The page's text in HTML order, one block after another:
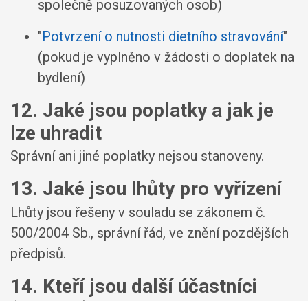
společně posuzovaných osob)
"Potvrzení o nutnosti dietního stravování"
(pokud je vyplněno v žádosti o doplatek na
bydlení)
12. Jaké jsou poplatky a jak je
lze uhradit
Správní ani jiné poplatky nejsou stanoveny.
13. Jaké jsou lhůty pro vyřízení
Lhůty jsou řešeny v souladu se zákonem č.
500/2004 Sb., správní řád, ve znění pozdějších
předpisů.
14. Kteří jsou další účastníci